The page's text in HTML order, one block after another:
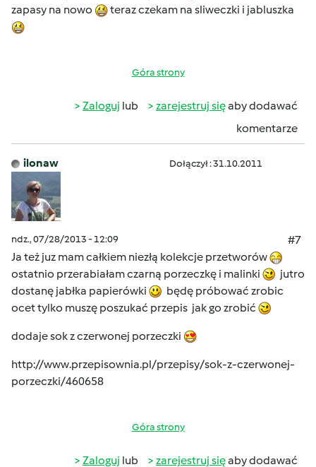
zapasy na nowo
teraz czekam na sliweczki i jabluszka
Góra strony
Zaloguj lub zarejestruj sięaby dodawać
komentarze
ilonaw Dołączył : 31.10.2011
ndz., 07/28/2013 - 12:09
#7
Ja też juz mam całkiem niezłą kolekcje przetworów
ostatnio przerabiałam czarną porzeczkę i malinki
jutro
dostanę jabłka papierówki
będę próbować zrobic
ocet tylko muszę poszukać przepis jak go zrobić
dodaje sok z czerwonej porzeczki
http://www.przepisownia.pl/przepisy/sok-z-czerwonej-
porzeczki/460658
Góra strony
Zaloguj lub zarejestruj sięaby dodawać